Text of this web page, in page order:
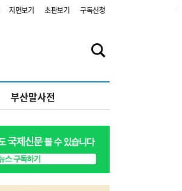
지면보기 초판보기 구독신청
부산말사전